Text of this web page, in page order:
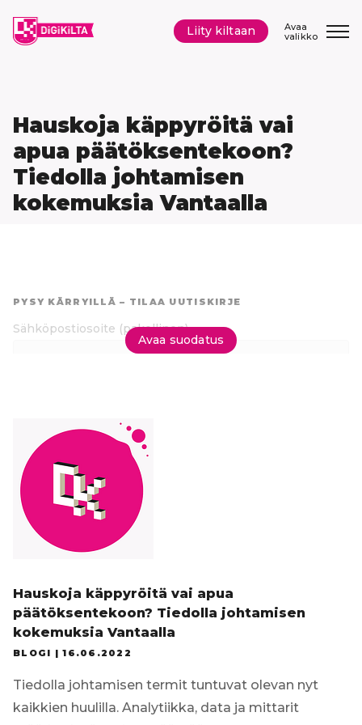
sisältöön
Avaa
valikko
Liity kiltaan
Hauskoja käppyröitä vai
apua päätöksentekoon?
Tiedolla johtamisen
kokemuksia Vantaalla
PYSY KÄRRYILLÄ – TILAA UUTISKIRJE
Sähköpostiosoite (pakollinen)
Avaa suodatus
Hauskoja käppyröitä vai apua
päätöksentekoon? Tiedolla johtamisen
kokemuksia Vantaalla
BLOGI |16.06.2022
Tiedolla johtamisen termit tuntuvat olevan nyt
kaikkien huulilla. Analytiikka, data ja mittarit